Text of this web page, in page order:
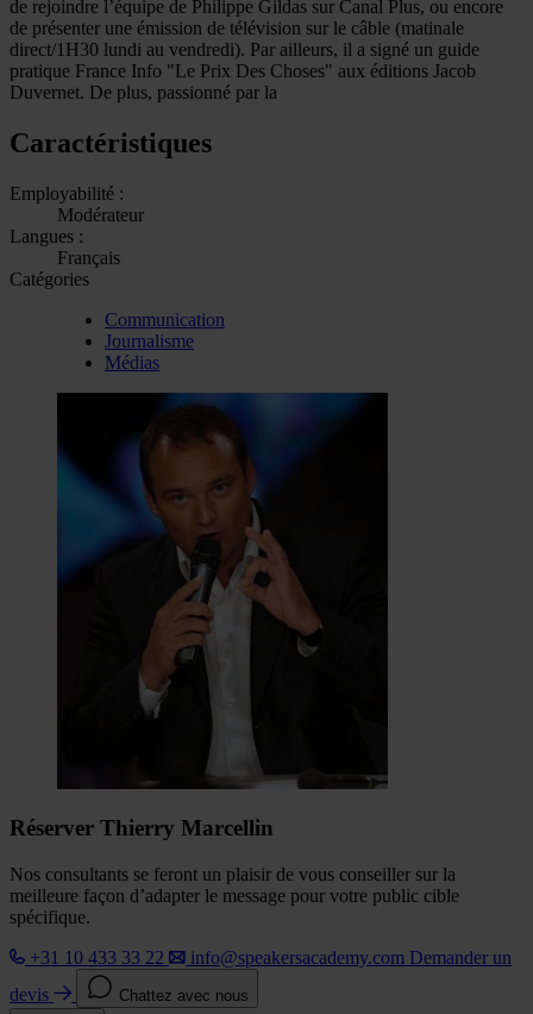
de rejoindre l’équipe de Philippe Gildas sur Canal Plus, ou encore
de présenter une émission de télévision sur le câble (matinale
direct/1H30 lundi au vendredi). Par ailleurs, il a signé un guide
pratique France Info "Le Prix Des Choses" aux éditions Jacob
Duvernet. De plus, passionné par la
Caractéristiques
Employabilité :
Modérateur
Langues :
Français
Catégories
Communication
Journalisme
Médias
Réserver Thierry Marcellin
Nos consultants se feront un plaisir de vous conseiller sur la
meilleure façon d’adapter le message pour votre public cible
spécifique.
+31 10 433 33 22
info@speakersacademy.com Demander un
devis
Chattez avec nous